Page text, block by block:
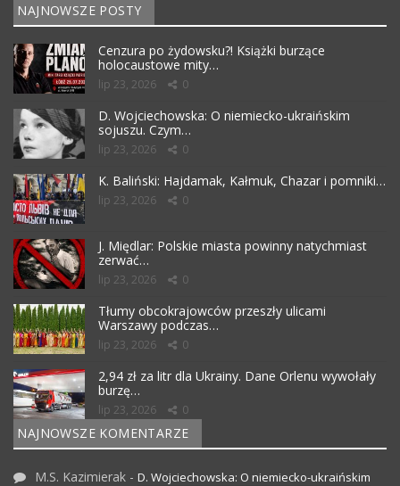
NAJNOWSZE POSTY
Cenzura po żydowsku?! Książki burzące
holocaustowe mity…
lip 23, 2026 0
D. Wojciechowska: O niemiecko-ukraińskim
sojuszu. Czym…
lip 23, 2026 0
K. Baliński: Hajdamak, Kałmuk, Chazar i pomniki…
lip 23, 2026 0
J. Międlar: Polskie miasta powinny natychmiast
zerwać…
lip 23, 2026 0
Tłumy obcokrajowców przeszły ulicami
Warszawy podczas…
lip 23, 2026 0
2,94 zł za litr dla Ukrainy. Dane Orlenu wywołały
burzę…
lip 23, 2026 0
NAJNOWSZE KOMENTARZE
M.S. Kazimierak - D. Wojciechowska: O niemiecko-ukraińskim